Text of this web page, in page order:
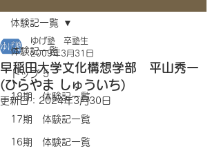
体験記一覧
トップ 5
18期 体験記一覧
17期 体験記一覧
16期 体験記一覧
体験記一覧
早稲田大学文化構想学部 平山秀一
(ひらやま しゅういち)
ゆげ塾 卒塾生
2009年3月31日
更新日： 2024年3月30日